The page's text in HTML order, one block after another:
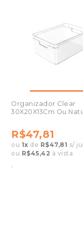
Organizador Clear
30X20X13Cm Ou
R$47,81
ou 1x de R$47,81 s/
ou R$45,42 à vista